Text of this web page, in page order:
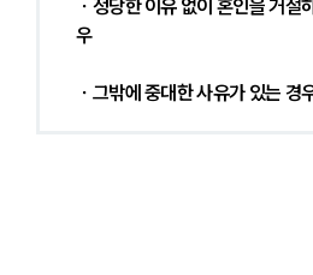
우
∙ 그밖에 중대한 사유가 있는 경